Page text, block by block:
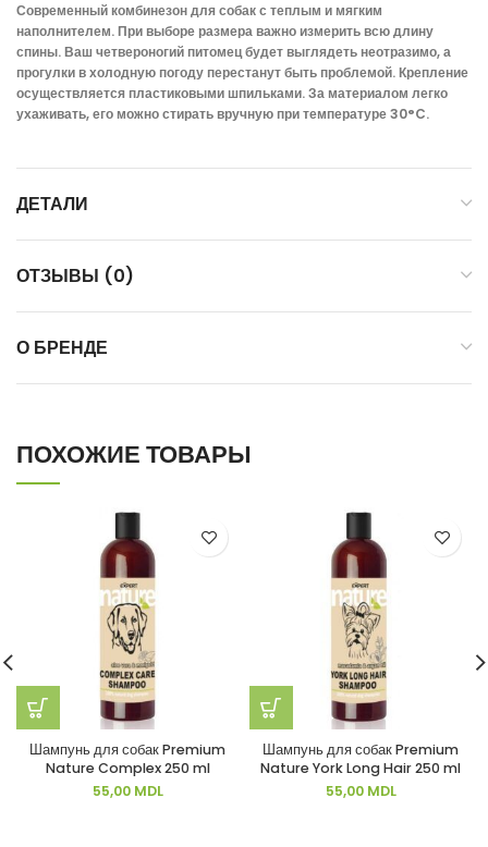
Современный комбинезон для собак с теплым и мягким
наполнителем. При выборе размера важно измерить всю длину
спины. Ваш четвероногий питомец будет выглядеть неотразимо, а
прогулки в холодную погоду перестанут быть проблемой. Крепление
осуществляется пластиковыми шпильками. За материалом легко
ухаживать, его можно стирать вручную при температуре 30°C.
ДЕТАЛИ
ОТЗЫВЫ (0)
О БРЕНДЕ
ПОХОЖИЕ ТОВАРЫ
Шампунь для собак Premium
Nature Complex 250 ml
55,00 MDL
Шампунь для собак Premium
Nature York Long Hair 250 ml
55,00 MDL